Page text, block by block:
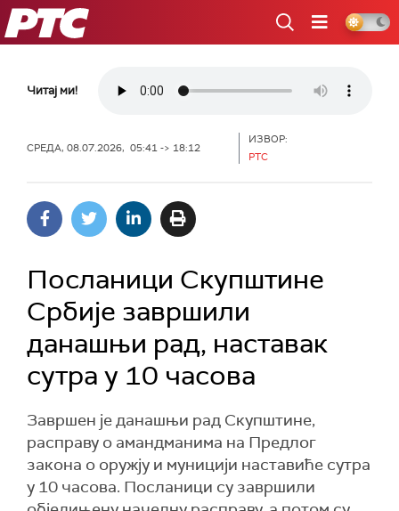
РТС
Читај ми!
СРЕДА, 08.07.2026, 05:41 -> 18:12
ИЗВОР:
РТС
Посланици Скупштине
Србије завршили
данашњи рад, наставак
сутра у 10 часова
Завршен је данашњи рад Скупштине,
расправу о амандманима на Предлог
закона о оружју и муницији наставиће сутра
у 10 часова. Посланици су завршили